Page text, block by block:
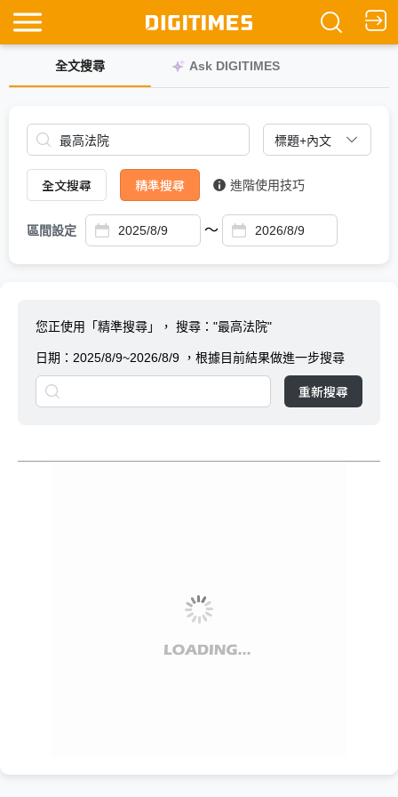
全文搜尋 Ask DIGITIMES
全文搜尋 精準搜尋 進階使用技巧
區間設定 ～
您正使用「精準搜尋」， 搜尋："最高法院"
日期： 2025/8/9~2026/8/9 ，根據目前結果做進一步搜尋
重新搜尋